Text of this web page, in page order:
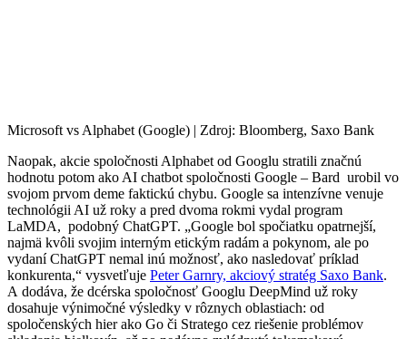
Microsoft vs Alphabet (Google) | Zdroj: Bloomberg, Saxo Bank
Naopak, akcie spoločnosti Alphabet od Googlu stratili značnú
hodnotu potom ako AI chatbot spoločnosti Google – Bard urobil vo
svojom prvom deme faktickú chybu. Google sa intenzívne venuje
technológii AI už roky a pred dvoma rokmi vydal program
LaMDA, podobný ChatGPT. „Google bol spočiatku opatrnejší,
najmä kvôli svojim interným etickým radám a pokynom, ale po
vydaní ChatGPT nemal inú možnosť, ako nasledovať príklad
konkurenta,“ vysvetľuje Peter Garnry, akciový stratég Saxo Bank.
A dodáva, že dcérska spoločnosť Googlu DeepMind už roky
dosahuje výnimočné výsledky v rôznych oblastiach: od
spoločenských hier ako Go či Stratego cez riešenie problémov